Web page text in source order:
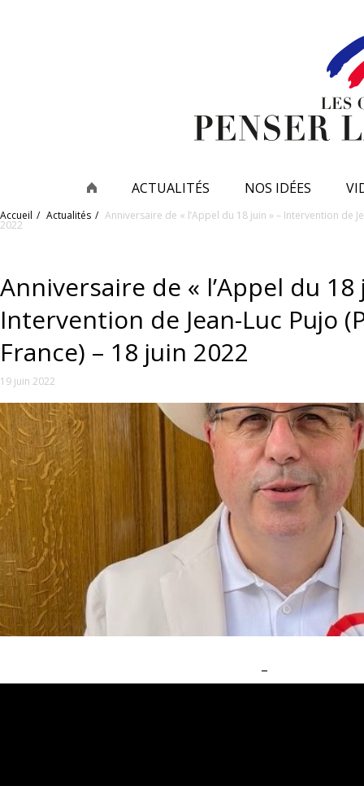
ACTUALITÉS NOS IDÉES
Accueil Actualités Anniversaire de « l’Appel du 18 juin » – Intervention de
2022
Anniversaire de « l’Appel du 18
Intervention de Jean-Luc Pujo
France) – 18 juin 2022
19 juin 2022